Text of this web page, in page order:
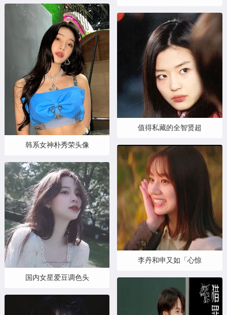
韩系女神朴秀荣头像
国内女星爱豆调色头
值得私藏的全智贤超
李丹和申又如「心惊